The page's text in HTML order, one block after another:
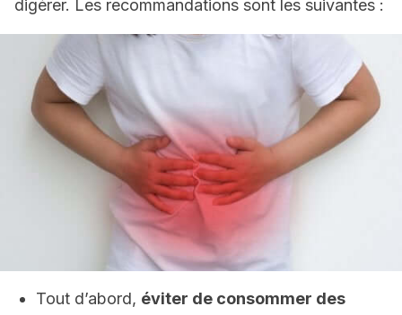
digérer. Les recommandations sont les suivantes :
Tout d’abord, éviter de consommer des